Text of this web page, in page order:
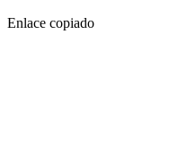
Enlace copiado